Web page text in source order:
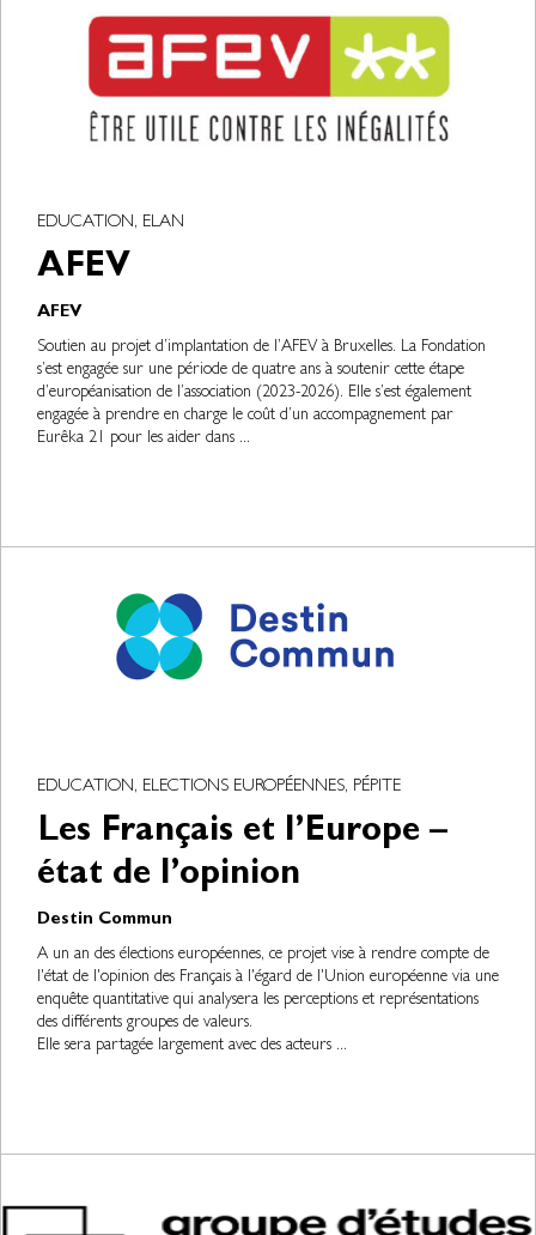
EDUCATION, ELAN
AFEV
AFEV
Soutien au projet d’implantation de l’AFEV à Bruxelles. La Fondation
s’est engagée sur une période de quatre ans à soutenir cette étape
d’européanisation de l’association (2023-2026). Elle s’est également
engagée à prendre en charge le coût d’un accompagnement par
Eurêka 21 pour les aider dans ...
EDUCATION, ELECTIONS EUROPÉENNES, PÉPITE
Les Français et l’Europe –
état de l’opinion
Destin Commun
A un an des élections européennes, ce projet vise à rendre compte de
l'état de l'opinion des Français à l'égard de l'Union européenne via une
enquête quantitative qui analysera les perceptions et représentations
des différents groupes de valeurs.
Elle sera partagée largement avec des acteurs ...